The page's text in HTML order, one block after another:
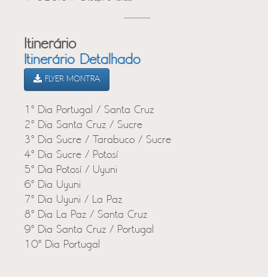
Itinerário
Itinerário Detalhado
FLYER MONTRA
1º Dia Portugal / Santa Cruz
2º Dia Santa Cruz / Sucre
3º Dia Sucre / Tarabuco / Sucre
4º Dia Sucre / Potosí
5º Dia Potosí / Uyuni
6º Dia Uyuni
7º Dia Uyuni / La Paz
8º Dia La Paz / Santa Cruz
9º Dia Santa Cruz / Portugal
10º Dia Portugal